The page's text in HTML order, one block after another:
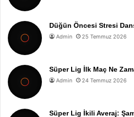
Düğün Öncesi Stresi
Admin 25 Temmuz 2026
Süper Lig İlk Maç Ne
Admin 24 Temmuz 2026
Süper Lig İkili Averaj: